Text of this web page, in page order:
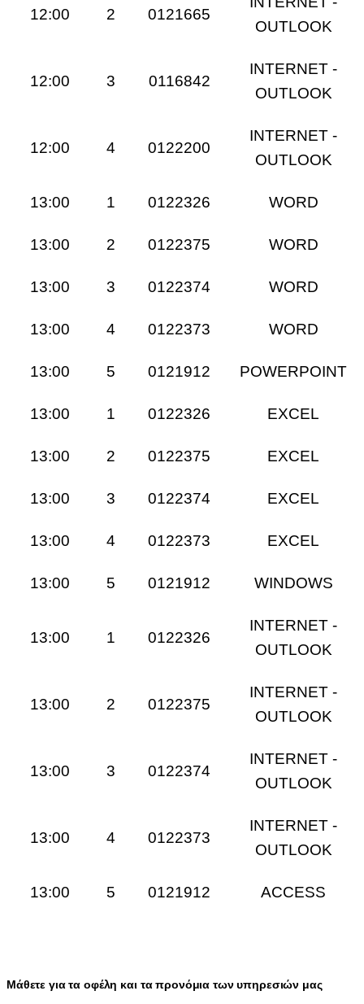
12:00 2 0121665
OUTLOOK
12:00 3 0116842
INTERNET -
OUTLOOK
12:00 4 0122200
INTERNET -
OUTLOOK
13:00 1 0122326 WORD
13:00 2 0122375 WORD
13:00 3 0122374 WORD
13:00 4 0122373 WORD
13:00 5 0121912 POWERPOINT
13:00 1 0122326 EXCEL
13:00 2 0122375 EXCEL
13:00 3 0122374 EXCEL
13:00 4 0122373 EXCEL
13:00 5 0121912 WINDOWS
13:00 1 0122326
INTERNET -
OUTLOOK
13:00 2 0122375
INTERNET -
OUTLOOK
13:00 3 0122374
INTERNET -
OUTLOOK
13:00 4 0122373
INTERNET -
OUTLOOK
13:00 5 0121912 ACCESS
Μάθετε για τα οφέλη και τα προνόμια των υπηρεσιών μας